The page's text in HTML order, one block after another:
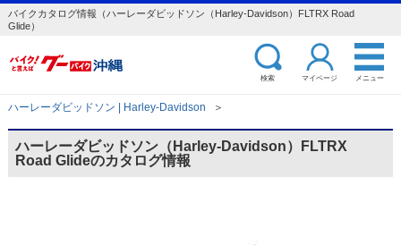
バイクカタログ情報（ハーレーダビッドソン（Harley-Davidson）FLTRX Road
Glide）
検索 マイページ メニュー
ハーレーダビッドソン | Harley-Davidson ＞
ハーレーダビッドソン（Harley-Davidson）FLTRX
Road Glideのカタログ情報